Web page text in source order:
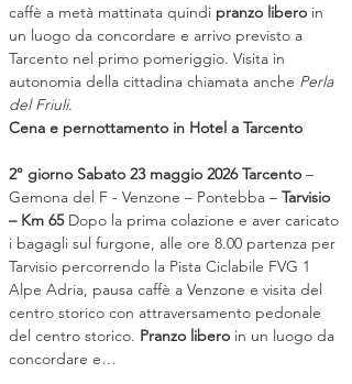
caffè a metà mattinata quindi pranzo libero in
un luogo da concordare e arrivo previsto a
Tarcento nel primo pomeriggio. Visita in
autonomia della cittadina chiamata anche Perla
del Friuli.
Cena e pernottamento in Hotel a Tarcento
2° giorno Sabato 23 maggio 2026 Tarcento –
Gemona del F - Venzone – Pontebba – Tarvisio
– Km 65 Dopo la prima colazione e aver caricato
i bagagli sul furgone, alle ore 8.00 partenza per
Tarvisio percorrendo la Pista Ciclabile FVG 1
Alpe Adria, pausa caffè a Venzone e visita del
centro storico con attraversamento pedonale
del centro storico. Pranzo libero in un luogo da
concordare e…